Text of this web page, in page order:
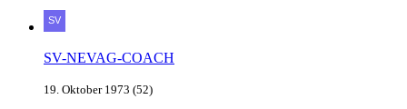
SV-NEVAG-COACH
19. Oktober 1973 (52)